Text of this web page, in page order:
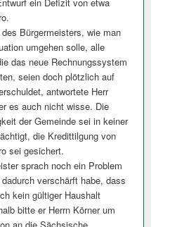
ein Defizit von etwa
Bürgermeisters, wie man
umgehen solle, alle
das neue Rechnungssystem
seien doch plötzlich auf
antwortete Herr
es auch nicht wisse. Die
der Gemeinde sei in keiner
die Kredittilgung von
sei gesichert.
sprach noch ein Problem
verschärft habe, dass
kein gültiger Haushalt
bitte er Herrn Körner um